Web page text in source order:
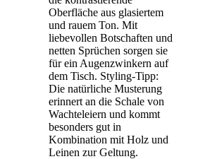
Oberfläche aus glasiertem
und rauem Ton. Mit
liebevollen Botschaften und
netten Sprüchen sorgen sie
für ein Augenzwinkern auf
dem Tisch. Styling-Tipp:
Die natürliche Musterung
erinnert an die Schale von
Wachteleiern und kommt
besonders gut in
Kombination mit Holz und
Leinen zur Geltung.